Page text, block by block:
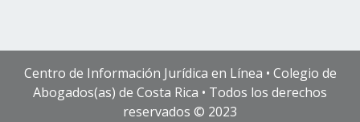
Centro de Información Jurídica en Línea • Colegio de
Abogados(as) de Costa Rica • Todos los derechos
reservados © 2023